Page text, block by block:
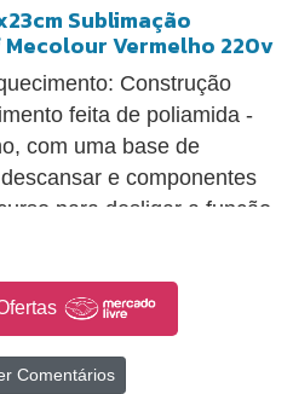
Sublimação
Vermelho 220v
Construção
feita de poliamida -
com uma base de
e componentes
para desligar a função
evita que seu projeto
automático: a
de segurança e a
automaticamente se
Comentários